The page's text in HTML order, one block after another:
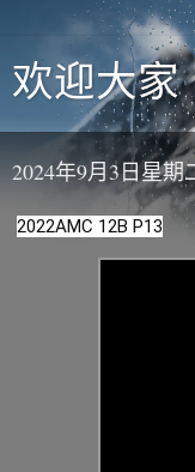
欢迎大家
2024年9月3日星期
2022AMC 12B P13